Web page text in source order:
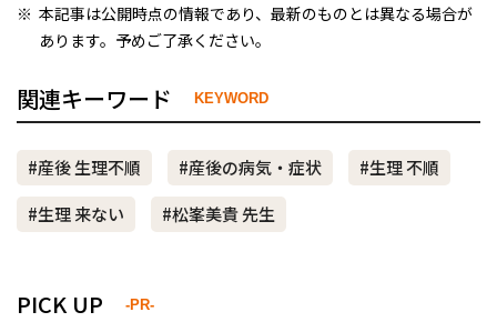
本記事は公開時点の情報であり、最新のものとは異なる場合が
あります。予めご了承ください。
関連キーワード KEYWORD
#産後 生理不順 #産後の病気・症状
#生理 不順
#生理 来ない
#松峯美貴 先生
PICK UP -PR-